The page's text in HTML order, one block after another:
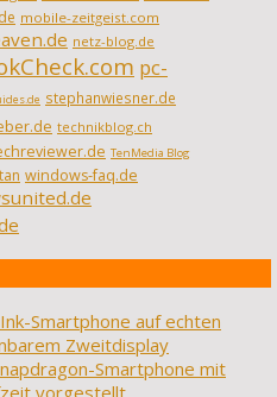
mobile-zeitgeist.com
netz-blog.de
pc-
stephanwiesner.de
technikblog.ch
TenMedia Blog
windows-faq.de
Smartphone auf echten
Zweitdisplay
Smartphone mit
vorgestellt